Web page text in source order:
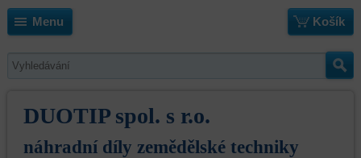
Menu Košík
DUOTIP spol. s r.o.
náhradní díly zemědělské techniky